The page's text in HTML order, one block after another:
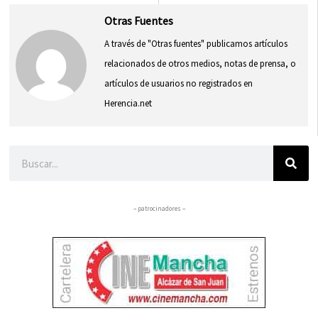
Otras Fuentes
A través de "Otras fuentes" publicamos artículos
relacionados de otros medios, notas de prensa, o
artículos de usuarios no registrados en
Herencia.net
– patrocinadores –